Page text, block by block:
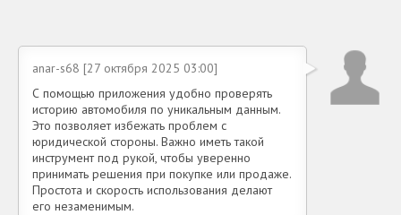
anar-s68 [27 октября 2025 03:00]
С помощью приложения удобно проверять
историю автомобиля по уникальным данным.
Это позволяет избежать проблем с
юридической стороны. Важно иметь такой
инструмент под рукой, чтобы уверенно
принимать решения при покупке или продаже.
Простота и скорость использования делают
его незаменимым.